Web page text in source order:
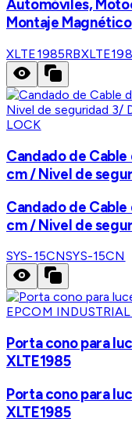
Automóviles,
Montaje Magnético
XLTE1985RB
LOCK
Candado de
cm / Nivel de
Candado de
cm / Nivel de
SYS-15CNSYS-15CN
EPCOM
Porta cono para
XLTE1985
Porta cono para
XLTE1985